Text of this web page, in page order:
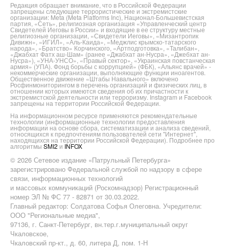
Редакция обращает внимание, что в Российской Федерации
запрещены следующие террористические и экстремистские
организации: Meta (Meta Platforms Inc), Национал-Большевистская
партия, «Сеть», религиозная организация «Управленческий центр
Свидетелей Иеговы в России» и входящие в ее структуру местные
религиозные организации, «Свидетели Иеговы», «Мизантропик
Дивижн», «ИГИЛ», «Аль-Каида», «Меджлис крымско-татарского
народа», «Братство» Корчинского, «Артподготовка», «Талибан»,
«Джабхат Фатх аш-Шам» (ранее «Джабхат ан-Нусра», «Джебхат ан-
Нусра»), «УНА-УНСО», «Правый сектор», «Украинская повстанческая
армия» (УПА). Фонд борьбы с коррупцией» (ФБК), «Альянс врачей» -
некоммерческие организации, выполняющие функции иноагентов.
Общественное движение «Штабы Навального» включено
Росфинмониторингом в перечень организаций и физических лиц, в
отношении которых имеются сведения об их причастности к
экстремистской деятельности или терроризму. Instagram и Facebook
запрещены на территории Российской Федерации.
На информационном ресурсе применяются рекомендательные
технологии (информационные технологии предоставления
информации на основе сбора, систематизации и анализа сведений,
относящихся к предпочтениям пользователей сети "Интернет",
находящихся на территории Российской Федерации). Подробнее про
алгоритмы SMI2 и INFOX
© 2026 Сетевое издание «Патрульный Петербурга»
зарегистрировано Федеральной службой по надзору в сфере
связи, информационных технологий
и массовых коммуникаций (Роскомнадзор) Регистрационный
номер ЭЛ № ФС 77 - 82871 от 30.03.2022.
Главный редактор: Солдатова Софья Олеговна. Учредители:
ООО "Региональные медиа",
97136, г. Санкт-Петербург, вн.тер.г.муниципальный округ
Чкаловское,
Чкаловский пр-кт., д. 60, литера Д, пом. 1-Н